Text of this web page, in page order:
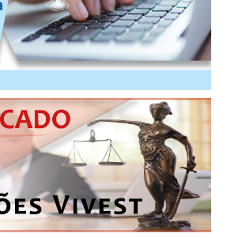
URBANA
SALARIAL
DA PROFISSÃO